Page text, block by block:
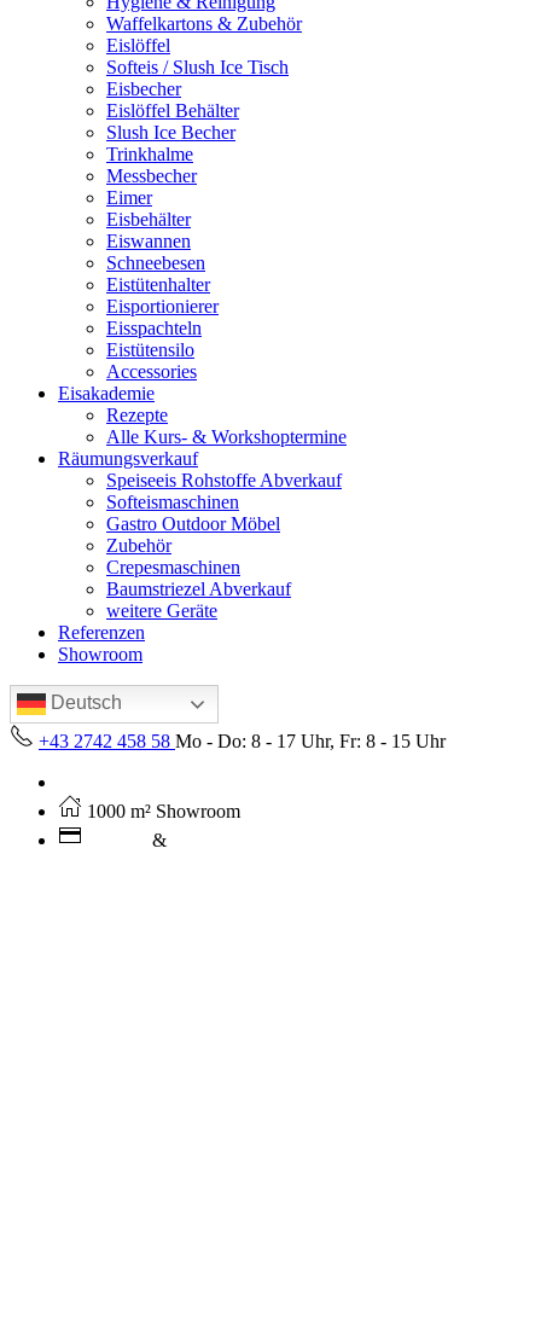
Waffelkartons & Zubehör
Eislöffel
Softeis / Slush Ice Tisch
Eisbecher
Eislöffel Behälter
Slush Ice Becher
Trinkhalme
Messbecher
Eimer
Eisbehälter
Eiswannen
Schneebesen
Eistütenhalter
Eisportionierer
Eisspachteln
Eistütensilo
Accessories
Eisakademie
Rezepte
Alle Kurs- & Workshoptermine
Räumungsverkauf
Speiseeis Rohstoffe Abverkauf
Softeismaschinen
Gastro Outdoor Möbel
Zubehör
Crepesmaschinen
Baumstriezel Abverkauf
weitere Geräte
Referenzen
Showroom
Deutsch
+43 2742 458 58 Mo - Do: 8 - 17 Uhr, Fr: 8 - 15 Uhr
1000 m² Showroom
&